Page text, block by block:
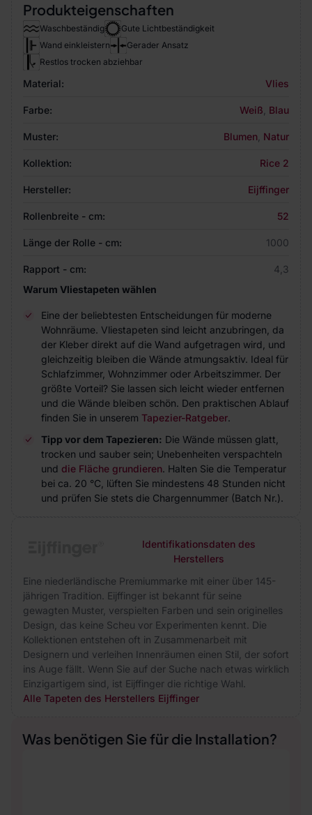
Produkteigenschaften
Waschbeständig
Gute Lichtbeständigkeit
Wand einkleistern
Gerader Ansatz
Restlos trocken abziehbar
Material: Vlies
Farbe: Weiß Blau
Muster: Blumen Natur
Kollektion: Rice 2
Hersteller: Eijffinger
Rollenbreite - cm: 52
Länge der Rolle - cm: 1000
Rapport - cm:
4,3
Warum Vliestapeten wählen
Eine der beliebtesten Entscheidungen für moderne
Wohnräume. Vliestapeten sind leicht anzubringen, da
der Kleber direkt auf die Wand aufgetragen wird, und
gleichzeitig bleiben die Wände atmungsaktiv. Ideal für
Schlafzimmer, Wohnzimmer oder Arbeitszimmer. Der
größte Vorteil? Sie lassen sich leicht wieder entfernen
und die Wände bleiben schön. Den praktischen Ablauf
finden Sie in unserem Tapezier-Ratgeber.
Tipp vor dem Tapezieren: Die Wände müssen glatt,
trocken und sauber sein; Unebenheiten verspachteln
und die Fläche grundieren. Halten Sie die Temperatur
bei ca. 20 °C, lüften Sie mindestens 48 Stunden nicht
und prüfen Sie stets die Chargennummer (Batch Nr.).
Identifikationsdaten des
Herstellers
Eine niederländische Premiummarke mit einer über 145-
jährigen Tradition. Eijffinger ist bekannt für seine
gewagten Muster, verspielten Farben und sein originelles
Design, das keine Scheu vor Experimenten kennt. Die
Kollektionen entstehen oft in Zusammenarbeit mit
Designern und verleihen Innenräumen einen Stil, der sofort
ins Auge fällt. Wenn Sie auf der Suche nach etwas wirklich
Einzigartigem sind, ist Eijffinger die richtige Wahl.
Alle Tapeten des Herstellers Eijffinger
Was benötigen Sie für die Installation?